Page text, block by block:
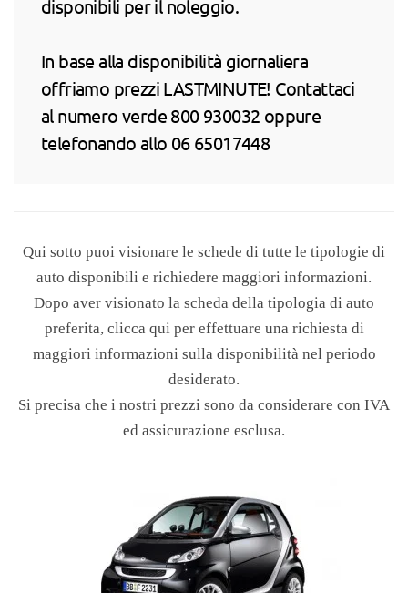
disponibili per il noleggio.
In base alla disponibilità giornaliera
offriamo prezzi LASTMINUTE! Contattaci
al numero verde 800 930032 oppure
telefonando allo 06 65017448
Qui sotto puoi visionare le schede di tutte le tipologie di
auto disponibili e richiedere maggiori informazioni.
Dopo aver visionato la scheda della tipologia di auto
preferita, clicca qui per effettuare una richiesta di
maggiori informazioni sulla disponibilità nel periodo
desiderato.
Si precisa che i nostri prezzi sono da considerare con IVA
ed assicurazione esclusa.